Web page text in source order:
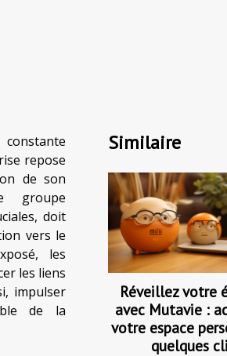
repose
de son
groupe
doit
vers le
les
les liens
impulser
de la
Similaire
Réveillez votre
avec Mutavie :
votre espace
quelques